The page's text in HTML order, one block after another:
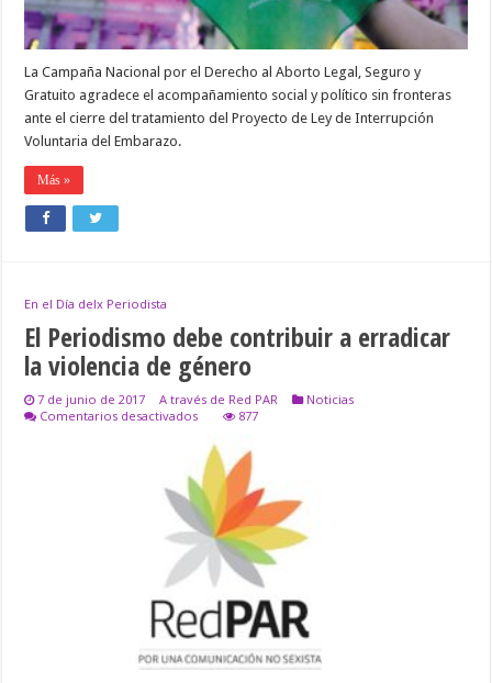
La Campaña Nacional por el Derecho al Aborto Legal, Seguro y
Gratuito agradece el acompañamiento social y político sin fronteras
ante el cierre del tratamiento del Proyecto de Ley de Interrupción
Voluntaria del Embarazo.
Más »
En el Día delx Periodista
El Periodismo debe contribuir a erradicar
la violencia de género
7 de junio de 2017 A través de Red PAR
Noticias
Comentarios desactivadosen
Periodismo
debe
contribuir
a
erradicar
la
violencia
de
género
877